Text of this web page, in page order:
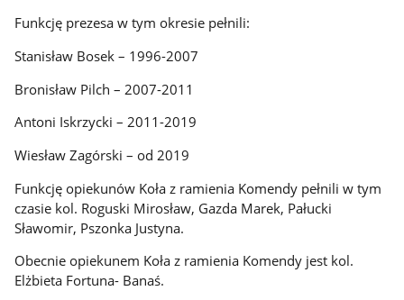
Funkcję prezesa w tym okresie pełnili:
Stanisław Bosek – 1996-2007
Bronisław Pilch – 2007-2011
Antoni Iskrzycki – 2011-2019
Wiesław Zagórski – od 2019
Funkcję opiekunów Koła z ramienia Komendy pełnili w tym
czasie kol. Roguski Mirosław, Gazda Marek, Pałucki
Sławomir, Pszonka Justyna.
Obecnie opiekunem Koła z ramienia Komendy jest kol.
Elżbieta Fortuna- Banaś.